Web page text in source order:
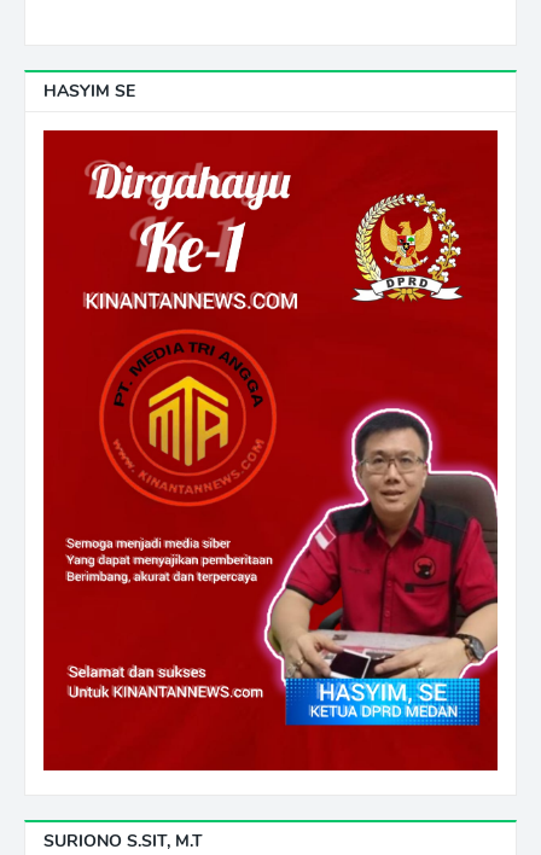
HASYIM SE
SURIONO S.SIT, M.T